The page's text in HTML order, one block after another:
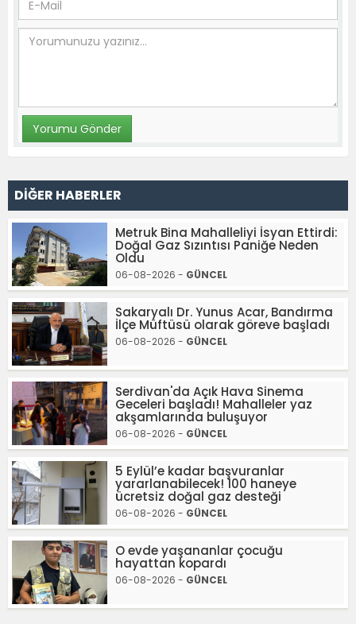
DİĞER HABERLER
Metruk Bina Mahalleliyi İsyan Ettirdi:
Doğal Gaz Sızıntısı Paniğe Neden
Oldu
06-08-2026 - GÜNCEL
Sakaryalı Dr. Yunus Acar, Bandırma
İlçe Müftüsü olarak göreve başladı
06-08-2026 - GÜNCEL
Serdivan'da Açık Hava Sinema
Geceleri başladı! Mahalleler yaz
akşamlarında buluşuyor
06-08-2026 - GÜNCEL
5 Eylül’e kadar başvuranlar
yararlanabilecek! 100 haneye
ücretsiz doğal gaz desteği
06-08-2026 - GÜNCEL
O evde yaşananlar çocuğu
hayattan kopardı
06-08-2026 - GÜNCEL